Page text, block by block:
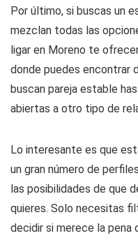
Por último, si buscas un
mezclan todas las
ligar en Moreno te
donde puedes encontrar
buscan pareja estable
abiertas a otro tipo de
Lo interesante es que
un gran número de
las posibilidades de que
quieres. Solo necesitas
decidir si merece la pena